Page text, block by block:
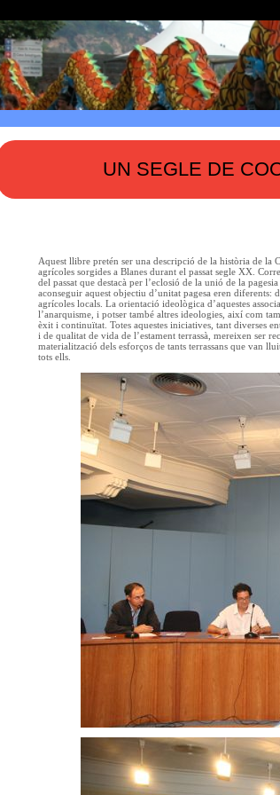
UN SEGLE DE
Aquest llibre pretén ser una descripció de la història de la
agrícoles sorgides a Blanes durant el passat segle XX.
del passat que destacà per l’eclosió de la unió de la
aconseguir aquest objectiu d’unitat pagesa eren diferents:
agrícoles locals. La orientació ideològica d’aquestes
l’anarquisme, i potser també altres ideologies, així com
èxit i continuïtat. Totes aquestes iniciatives, tant diverses
i de qualitat de vida de l’estament terrassà, mereixen ser
materialització dels esforços de tants terrassans que van
tots ells.